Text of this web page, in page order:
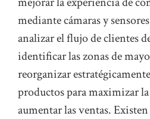
mediante cámaras y
analizar el flujo de clientes
identificar las zonas de
reorganizar
productos para maximizar
aumentar las ventas.